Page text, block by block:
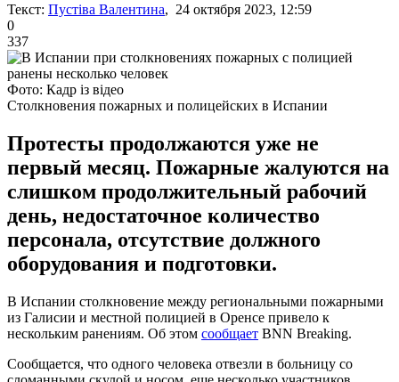
Текст: Пустіва Валентина, 24 октября 2023, 12:59
0
337
Фото: Кадр із відео
Столкновения пожарных и полицейских в Испании
Протесты продолжаются уже не
первый месяц. Пожарные жалуются на
слишком продолжительный рабочий
день, недостаточное количество
персонала, отсутствие должного
оборудования и подготовки.
В Испании столкновение между региональными пожарными
из Галисии и местной полицией в Оренсе привело к
нескольким ранениям. Об этом сообщает BNN Breaking.
Сообщается, что одного человека отвезли в больницу со